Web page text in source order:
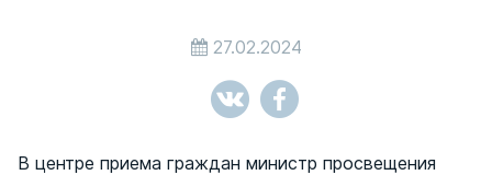
27.02.2024
В центре приема граждан министр просвещения